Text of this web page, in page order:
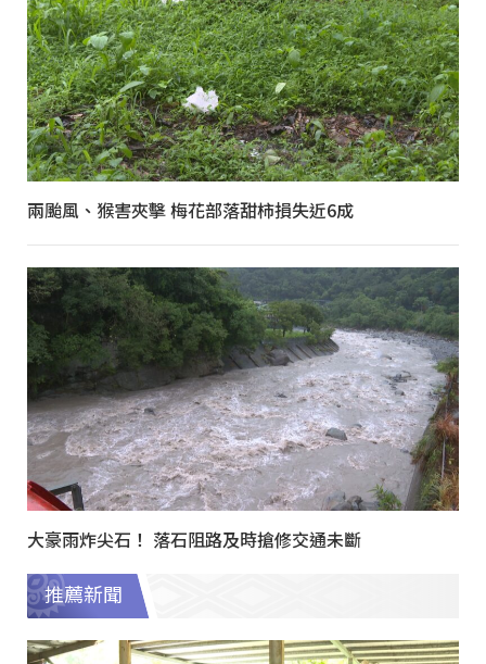
兩颱風、猴害夾擊 梅花部落甜柿損失近6成
大豪雨炸尖石！ 落石阻路及時搶修交通未斷
推薦新聞